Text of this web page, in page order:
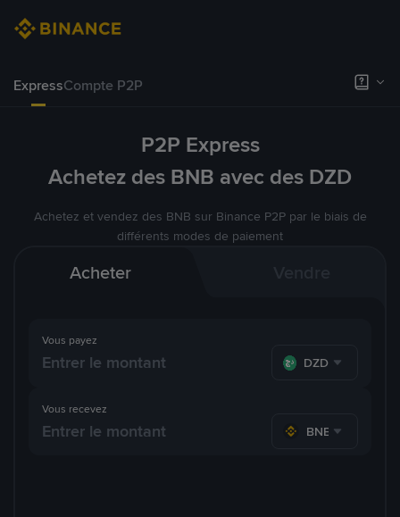
ExpressCompte P2P
P2P Express
Achetez des BNB avec des DZD
Achetez et vendez des BNB sur Binance P2P par le biais de
différents modes de paiement
Acheter
Vous payez
DZD
Vous recevez
BNB